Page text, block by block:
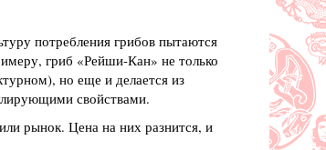
потребления грибов пытаются
гриб «Рейши-Кан» не только
но еще и делается из
свойствами.
рынок. Цена на них разнится, и